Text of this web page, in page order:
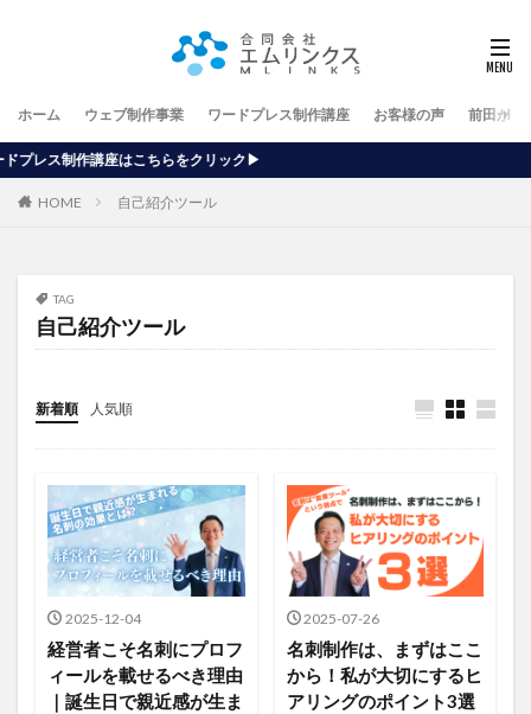
ホーム ウェブ制作事業 ワードプレス制作講座 お客様の声 前田が行
らをクリック▶
HOME 自己紹介ツール
TAG
自己紹介ツール
新着順 人気順
2025-12-04
経営者こそ名刺にプロフ
ィールを載せるべき理由
｜誕生日で親近感が生ま
2025-07-26
名刺制作は、まずはここ
から！私が大切にするヒ
アリングのポイント3選